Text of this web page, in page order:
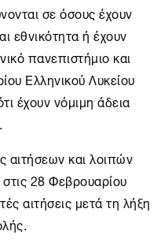
σε όσους έχουν
εθνικότητα ή έχουν
πανεπιστήμιο και
Ελληνικού Λυκείου
έχουν νόμιμη άδεια
και λοιπών
28 Φεβρουαρίου
αιτήσεις μετά τη λήξη